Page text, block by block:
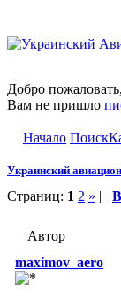
Добро пожаловать,
Вам не пришло
Начало Поиск
Украинский
Страниц: 1 2 » |
Автор
maximov_aero